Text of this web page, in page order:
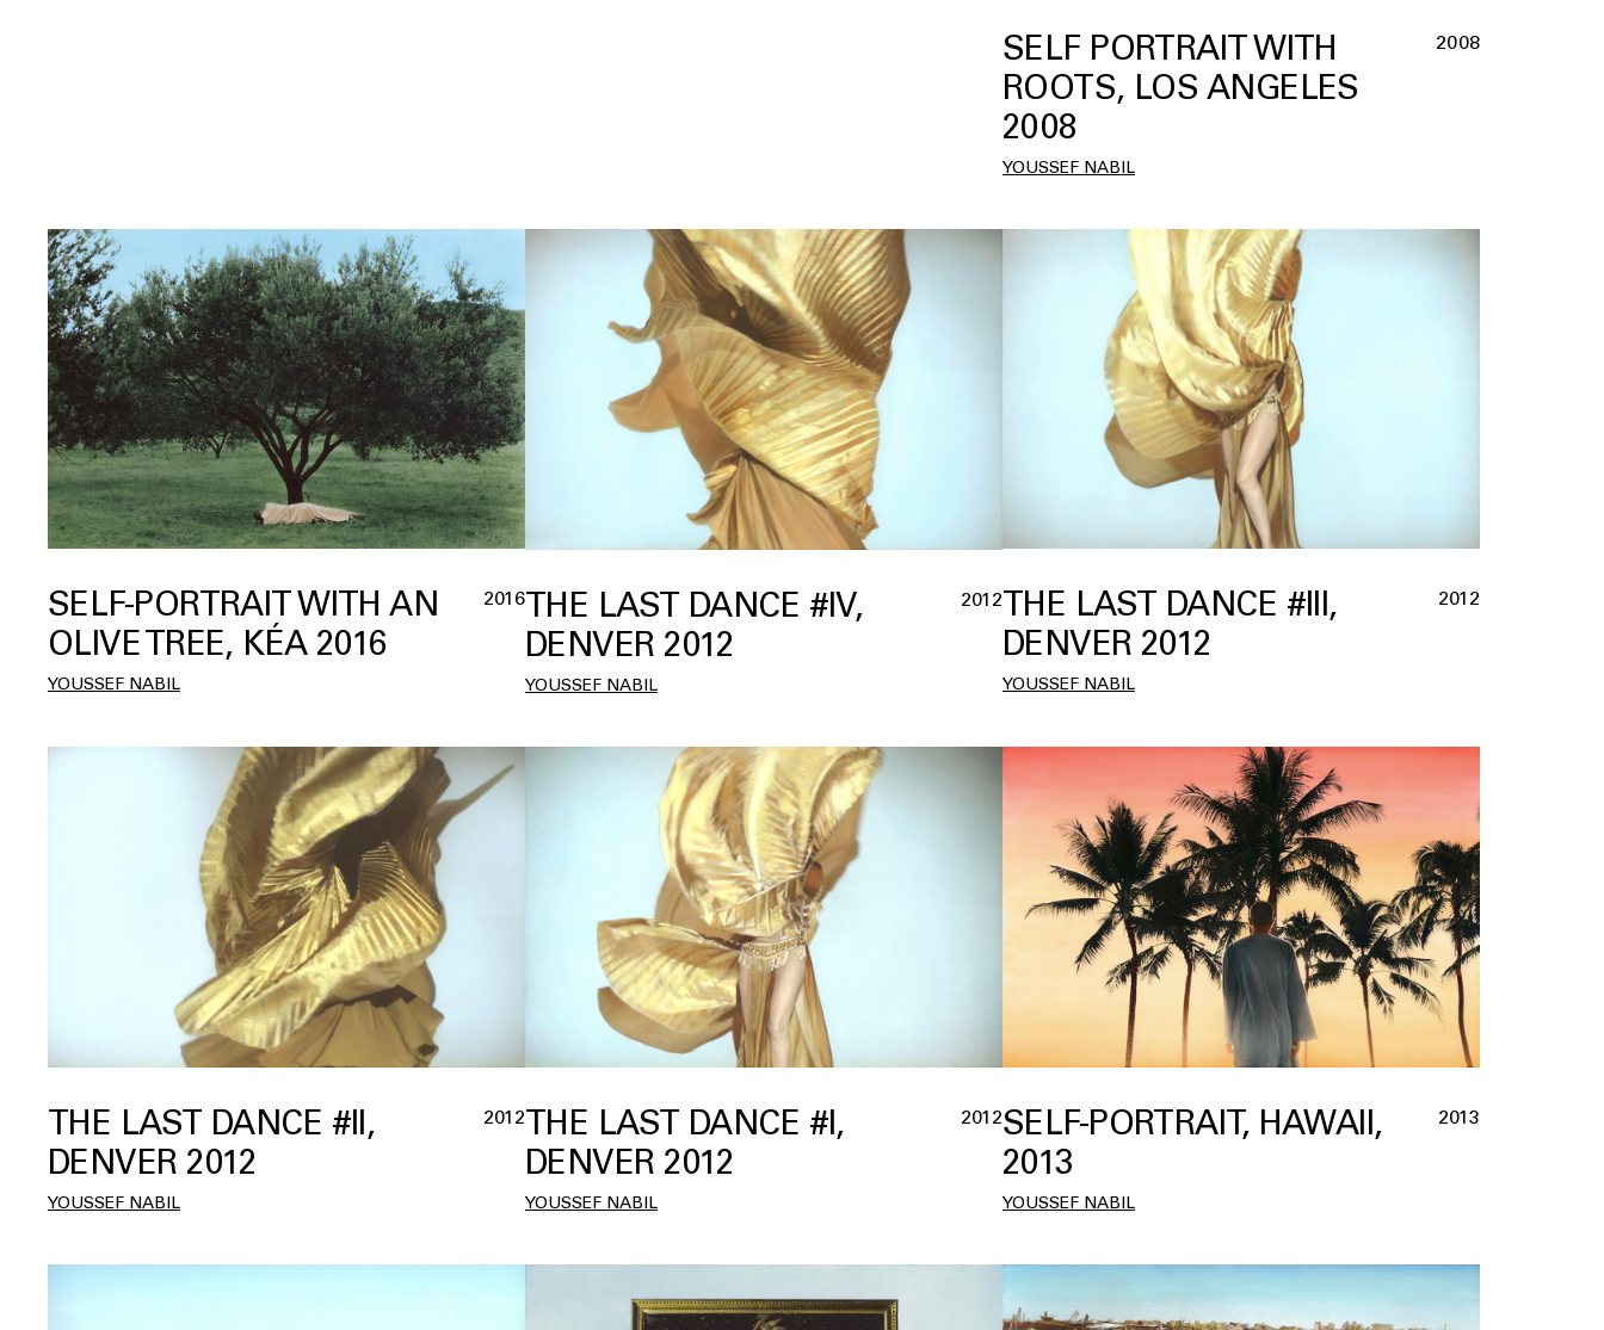
SELF PORTRAIT WITH
ROOTS, LOS ANGELES
2008
2008
YOUSSEF NABIL
SELF-PORTRAIT WITH AN
OLIVE TREE, KÉA 2016
2016
YOUSSEF NABIL
THE LAST DANCE #IV,
DENVER 2012
2012
YOUSSEF NABIL
THE LAST DANCE #III,
DENVER 2012
2012
YOUSSEF NABIL
THE LAST DANCE #II,
DENVER 2012
2012
YOUSSEF NABIL
THE LAST DANCE #I,
DENVER 2012
2012
YOUSSEF NABIL
SELF-PORTRAIT, HAWAII,
2013
2013
YOUSSEF NABIL